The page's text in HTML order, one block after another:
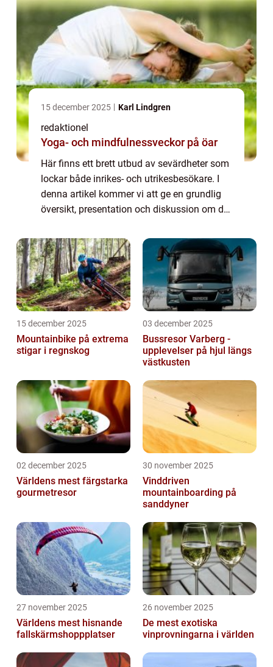
15 december 2025 Karl Lindgren
redaktionel
Yoga- och mindfulnessveckor på öar
Här finns ett brett utbud av sevärdheter som
lockar både inrikes- och utrikesbesökare. I
denna artikel kommer vi att ge en grundlig
översikt, presentation och diskussion om de
Dalarnas sevärdheter: Dalarna...
15 december 2025
Mountainbike på extrema
stigar i regnskog
03 december 2025
Bussresor Varberg -
upplevelser på hjul längs
västkusten
02 december 2025
Världens mest färgstarka
gourmetresor
30 november 2025
Vinddriven
mountainboarding på
sanddyner
27 november 2025
Världens mest hisnande
fallskärmshoppplatser
26 november 2025
De mest exotiska
vinprovningarna i världen